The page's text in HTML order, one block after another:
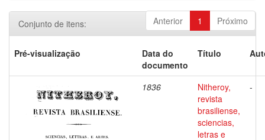
Anterior 1 Próximo
Conjunto de itens:
Pré-visualização
Data do
documento
Título
1836
Nitheroy,
revista
brasiliense,
sciencias,
letras e
-